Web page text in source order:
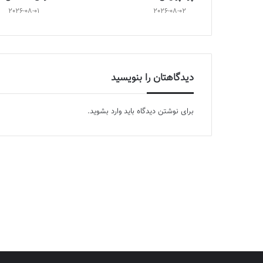
2026-08-02
2026-08-01
دیدگاهتان را بنویسید
برای نوشتن دیدگاه باید وارد بشوید.